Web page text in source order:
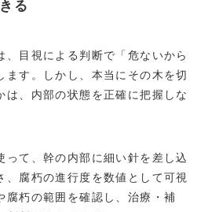
る
、目視による判断で「危ないから
ます。しかし、本当にその木を切
は、内部の状態を正確に把握しな
って、幹の内部に細い針を差し込
、腐朽の進行度を数値として可視
腐朽の範囲を確認し、治療・補